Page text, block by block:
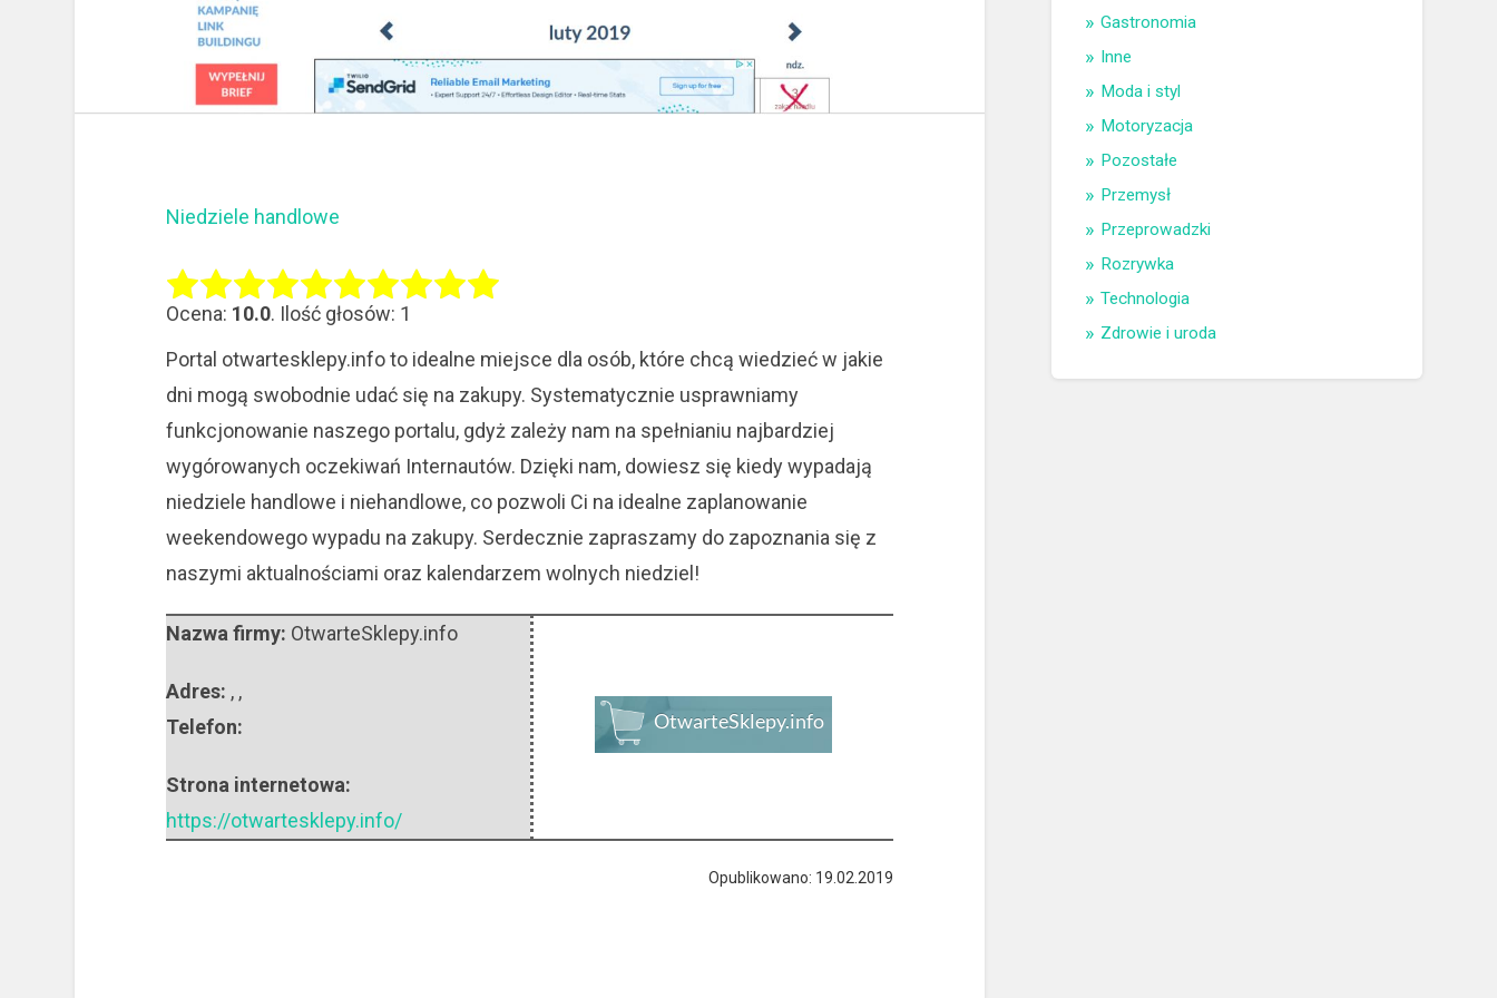
Niedziele handlowe
Ocena: 10.0. Ilość głosów: 1
Portal otwartesklepy.info to idealne miejsce dla osób, które chcą wiedzieć w jakie
dni mogą swobodnie udać się na zakupy. Systematycznie usprawniamy
funkcjonowanie naszego portalu, gdyż zależy nam na spełnianiu najbardziej
wygórowanych oczekiwań Internautów. Dzięki nam, dowiesz się kiedy wypadają
niedziele handlowe i niehandlowe, co pozwoli Ci na idealne zaplanowanie
weekendowego wypadu na zakupy. Serdecznie zapraszamy do zapoznania się z
naszymi aktualnościami oraz kalendarzem wolnych niedziel!
Nazwa firmy: OtwarteSklepy.info
Adres: , ,
Telefon:
Strona internetowa:
https://otwartesklepy.info/
Opublikowano: 19.02.2019
Gastronomia
Inne
Moda i styl
Motoryzacja
Pozostałe
Przemysł
Przeprowadzki
Rozrywka
Technologia
Zdrowie i uroda